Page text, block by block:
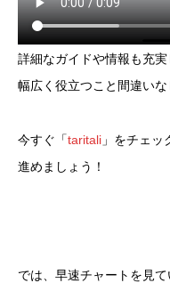
詳細なガイドや情報も充
幅広く役立つこと間違いな
今すぐ「taritali 」をチェ
進めましょう！
では、早速チャートを見て